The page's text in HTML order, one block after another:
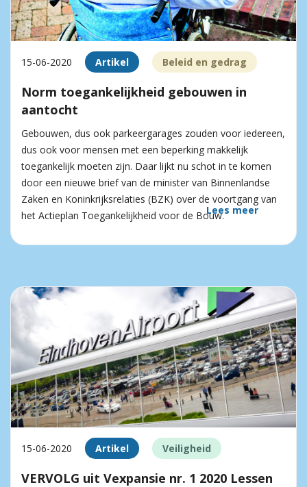
15-06-2020 Artikel Beleid en gedrag
Norm toegankelijkheid gebouwen in
aantocht
Gebouwen, dus ook parkeergarages zouden voor iedereen,
dus ook voor mensen met een beperking makkelijk
toegankelijk moeten zijn. Daar lijkt nu schot in te komen
door een nieuwe brief van de minister van Binnenlandse
Zaken en Koninkrijksrelaties (BZK) over de voortgang van
het Actieplan Toegankelijkheid voor de Bouw.Lees meer
15-06-2020 Artikel Veiligheid
VERVOLG uit Vexpansie nr. 1 2020 Lessen